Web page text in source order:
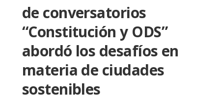
de conversatorios
“Constitución y ODS”
abordó los desafíos en
materia de ciudades
sostenibles